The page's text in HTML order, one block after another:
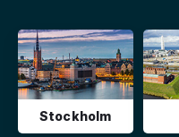
Stockholm